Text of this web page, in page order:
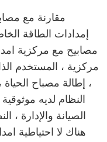
مقارنة مع
إمدادات الطاقة
مصابيح مع مركزية
مركزية ، المستخدم
، إطالة مصباح
النظام لديه
الصيانة والإدارة
هناك لا احتياطية